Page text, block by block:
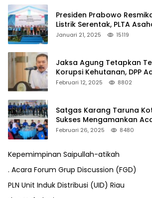
Presiden Prabowo
Listrik Serentak, PLTA
Januari 21, 2025 15119
Jaksa Agung Tetapkan
Korupsi Kehutanan, DPP
Pengusutan Pajak RAPP
Februari 12, 2025 8802
Satgas Karang Taruna
Sukses Mengamankan
VII Karang Taruna
Februari 26, 2025 8480
Kepemimpinan Saipullah-atikah
. Acara Forum Grup Discussion (FGD)
PLN Unit Induk Distribusi (UID) Riau